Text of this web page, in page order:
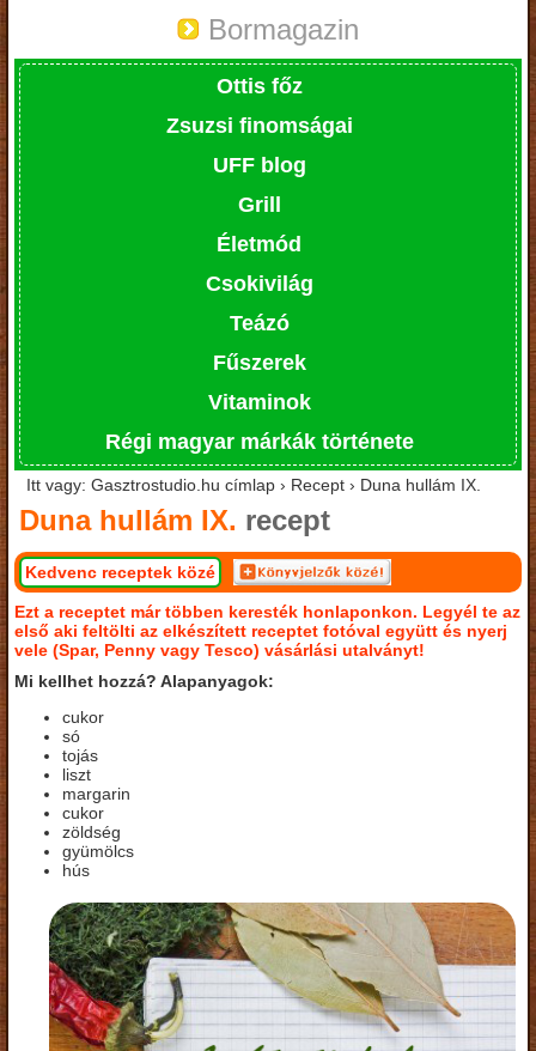
Bormagazin
Ottis főz
Zsuzsi finomságai
UFF blog
Grill
Életmód
Csokivilág
Teázó
Fűszerek
Vitaminok
Régi magyar márkák története
Itt vagy: Gasztrostudio.hu címlap › Recept › Duna hullám IX.
Duna hullám IX. recept
Kedvenc receptek közé
Ezt a receptet már többen keresték honlaponkon. Legyél te az
első aki feltölti az elkészített receptet fotóval együtt és nyerj
vele (Spar, Penny vagy Tesco) vásárlási utalványt!
Mi kellhet hozzá? Alapanyagok:
cukor
só
tojás
liszt
margarin
cukor
zöldség
gyümölcs
hús